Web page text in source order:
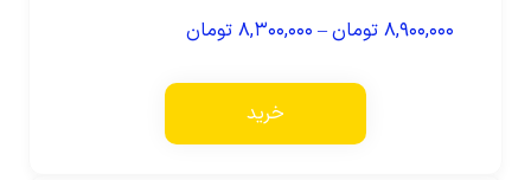
۸,۹۰۰,۰۰۰ تومان– ۸,۳۰۰,۰۰۰ تومان
خرید